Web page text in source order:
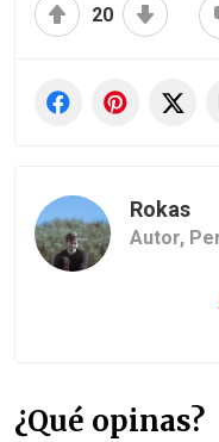
20
Rokas
Autor,
¿Qué opinas?